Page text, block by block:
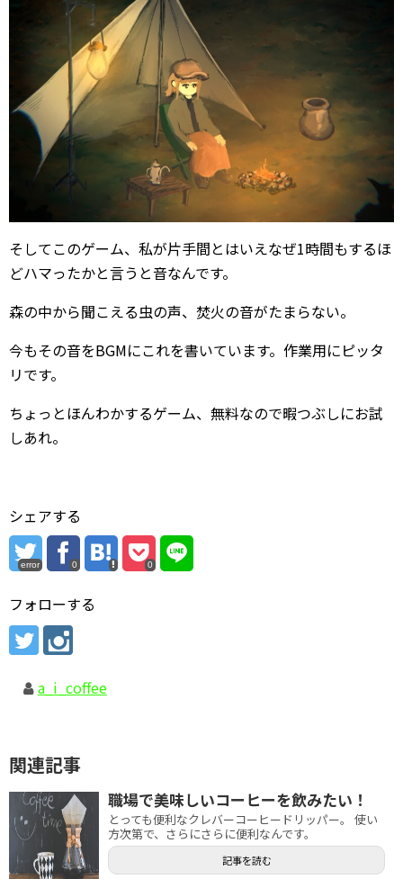
そしてこのゲーム、私が片手間とはいえなぜ1時間もするほ
どハマったかと言うと音なんです。
森の中から聞こえる虫の声、焚火の音がたまらない。
今もその音をBGMにこれを書いています。作業用にピッタ
リです。
ちょっとほんわかするゲーム、無料なので暇つぶしにお試
しあれ。
シェアする
error 0 0
フォローする
a_i_coffee
関連記事
職場で美味しいコーヒーを飲みたい！
とっても便利なクレバーコーヒードリッパー。 使い
方次第で、さらにさらに便利なんです。
記事を読む